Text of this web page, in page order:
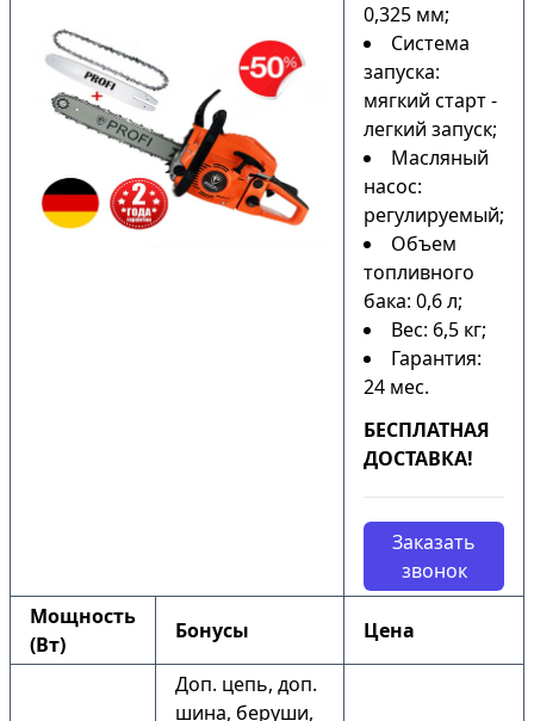
0,325 мм;
Система
запуска:
мягкий старт -
легкий запуск;
Масляный
насос:
регулируемый;
Объем
топливного
бака: 0,6 л;
Вес: 6,5 кг;
Гарантия:
24 мес.
БЕСПЛАТНАЯ
ДОСТАВКА!
Заказать
звонок
Мощность
(Вт)
Бонусы Цена
Доп. цепь, доп.
шина, беруши,